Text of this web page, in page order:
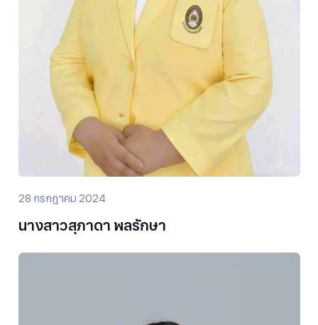
28 กรกฎาคม 2024
นางสาวสุภาดา พลรักษา